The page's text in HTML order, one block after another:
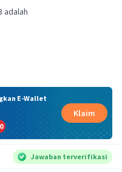
adalah
E-Wallet
Klaim
Jawaban terverifikasi